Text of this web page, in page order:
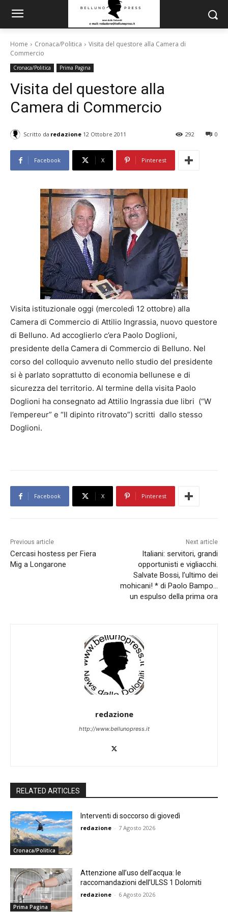
Home Cronaca/Politica
Visita del questore alla Camera di
Commercio
Cronaca/Politica Prima Pagina
Visita del questore alla
Camera di Commercio
Scritto da redazione 12 Ottobre 2011 0
292
Facebook X Pinterest
Visita istituzionale oggi (mercoledì 12 ottobre) alla
Camera di Commercio di Attilio Ingrassia, nuovo questore
di Belluno. Ad accoglierlo c’era Paolo Doglioni,
presidente della Camera di Commercio di Belluno. Nel
corso del colloquio avvenuto nello studio del presidente
si è parlato soprattutto di economia bellunese e di
sicurezza del territorio. Al termine della visita Paolo
Doglioni ha consegnato ad Attilio Ingrassia due libri (“W
l’empereur” e “Il dipinto ritrovato”) scritti dallo stesso
Doglioni.
Facebook X Pinterest
Previous article
Cercasi hostess per Fiera
Mig a Longarone
Next article
Italiani: servitori, grandi
opportunisti e vigliacchi.
Salvate Bossi, l’ultimo dei
mohicani! * di Paolo Bampo…
un espulso della prima ora
redazione
http://www.bellunopress.it
RELATED ARTICLES
Cronaca/Politica
Interventi di soccorso di giovedì
redazione - 7 Agosto 2026
Prima Pagina
Attenzione all’uso dell’acqua: le
raccomandazioni dell’ULSS 1 Dolomiti
redazione - 6 Agosto 2026